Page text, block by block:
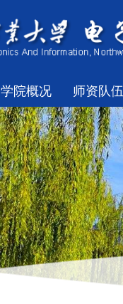
学院概况 师资队伍